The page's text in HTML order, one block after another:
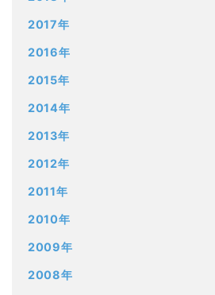
2017年
2016年
2015年
2014年
2013年
2012年
2011年
2010年
2009年
2008年